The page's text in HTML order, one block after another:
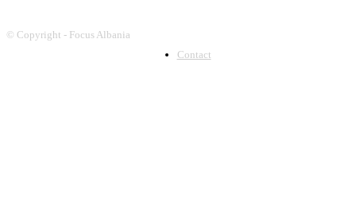
© Copyright - Focus Albania
Contact